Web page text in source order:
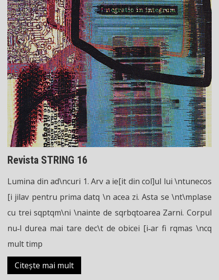
Revista STRING 16
Lumina din ad\ncuri 1. Arv a ie[it din col]ul lui \ntunecos
[i jilav pentru prima datq \n acea zi. Asta se \nt\mplase
cu trei sqptqm\ni \nainte de sqrbqtoarea Zarni. Corpul
nu‑l durea mai tare dec\t de obicei [i‑ar fi rqmas \ncq
mult timp
Citește mai mult